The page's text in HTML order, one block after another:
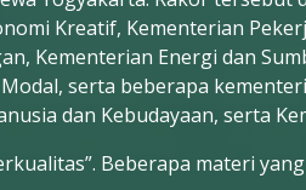
Kreatif, Kementerian
Kementerian Energi dan
serta beberapa
dan Kebudayaan, serta
Beberapa materi yang